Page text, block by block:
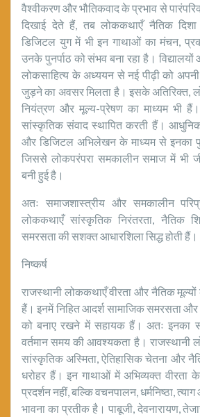
वैश्वीकरण और भौतिकवाद के प्रभाव से
दिखाई देते हैं, तब लोककथाएँ नैतिक दिशा
डिजिटल युग में भी इन गाथाओं का मंचन,
उनके पुनर्पाठ को संभव बना रहा है। विद्यालयों
लोकसाहित्य के अध्ययन से नई पीढ़ी को
जुड़ने का अवसर मिलता है। इसके अतिरिक्त,
नियंत्रण और मूल्य-प्रेषण का माध्यम भी
सांस्कृतिक संवाद स्थापित करती हैं। आधुनिक
और डिजिटल अभिलेखन के माध्यम से इनका
जिससे लोकपरंपरा समकालीन समाज में भी
बनी हुई है।
अतः समाजशास्त्रीय और समकालीन
लोककथाएँ सांस्कृतिक निरंतरता, नैतिक
समरसता की सशक्त आधारशिला सिद्ध होती हैं।
निष्कर्ष
राजस्थानी लोककथाएँ वीरता और नैतिक
हैं। इनमें निहित आदर्श सामाजिक समरसता
को बनाए रखने में सहायक हैं। अतः इनका
वर्तमान समय की आवश्यकता है। राजस्थानी
सांस्कृतिक अस्मिता, ऐतिहासिक चेतना और
धरोहर हैं। इन गाथाओं में अभिव्यक्त वीरता
प्रदर्शन नहीं, बल्कि वचनपालन, धर्मनिष्ठा,
भावना का प्रतीक है। पाबूजी, देवनारायण,